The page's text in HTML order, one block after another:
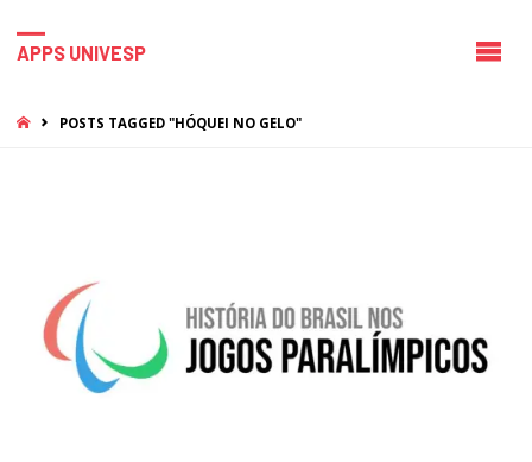
APPS UNIVESP
HOMEPOSTS TAGGED "HÓQUEI NO GELO"